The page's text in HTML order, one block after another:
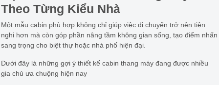
Theo Từng Kiểu Nhà
Một mẫu cabin phù hợp không chỉ giúp việc di chuyển trở nên tiện
nghi hơn mà còn góp phần nâng tầm không gian sống, tạo điểm nhấn
sang trọng cho biệt thự hoặc nhà phố hiện đại.
Dưới đây là những gợi ý thiết kế cabin thang máy đang được nhiều
gia chủ ưa chuộng hiện nay